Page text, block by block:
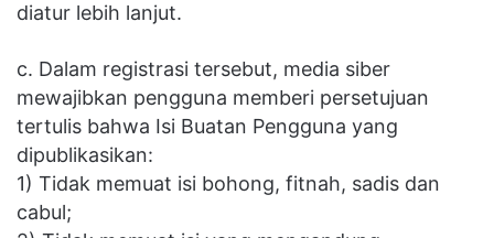
diatur lebih lanjut.
c. Dalam registrasi tersebut, media siber
mewajibkan pengguna memberi persetujuan
tertulis bahwa Isi Buatan Pengguna yang
dipublikasikan:
1) Tidak memuat isi bohong, fitnah, sadis dan
cabul;